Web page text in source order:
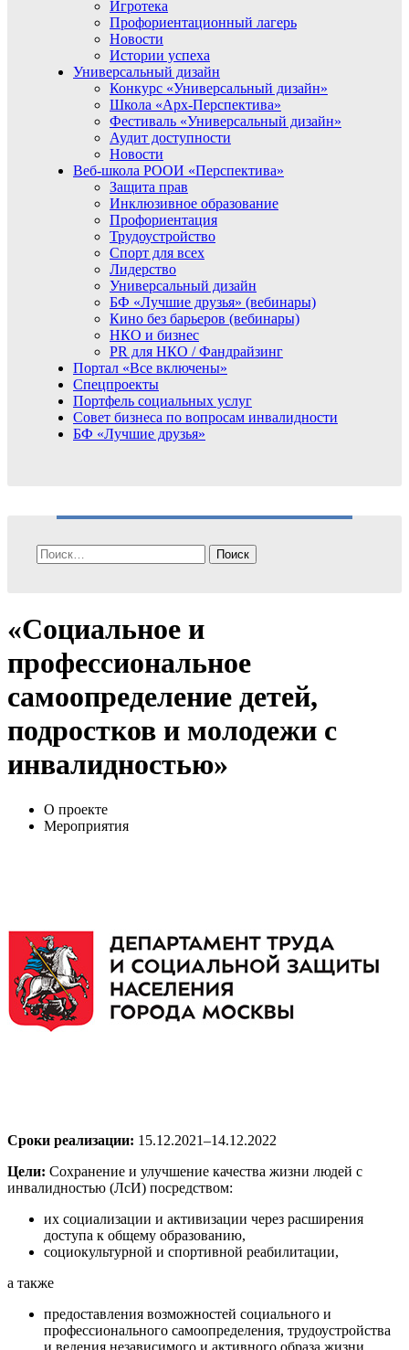
Игротека
Профориентационный лагерь
Новости
Истории успеха
Универсальный дизайн
Конкурс «Универсальный дизайн»
Школа «Арх-Перспектива»
Фестиваль «Универсальный дизайн»
Аудит доступности
Новости
Веб-школа РООИ «Перспектива»
Защита прав
Инклюзивное образование
Профориентация
Трудоустройство
Спорт для всех
Лидерство
Универсальный дизайн
БФ «Лучшие друзья» (вебинары)
Кино без барьеров (вебинары)
НКО и бизнес
PR для НКО / Фандрайзинг
Портал «Все включены»
Спецпроекты
Портфель социальных услуг
Совет бизнеса по вопросам инвалидности
БФ «Лучшие друзья»
Найти:
«Социальное и
профессиональное
самоопределение детей,
подростков и молодежи с
инвалидностью»
О проекте
Мероприятия
Сроки реализации: 15.12.2021–14.12.2022
Цели: Сохранение и улучшение качества жизни людей с
инвалидностью (ЛсИ) посредством:
их социализации и активизации через расширения
доступа к общему образованию,
социокультурной и спортивной реабилитации,
а также
предоставления возможностей социального и
профессионального самоопределения, трудоустройства
и ведения независимого и активного образа жизни.